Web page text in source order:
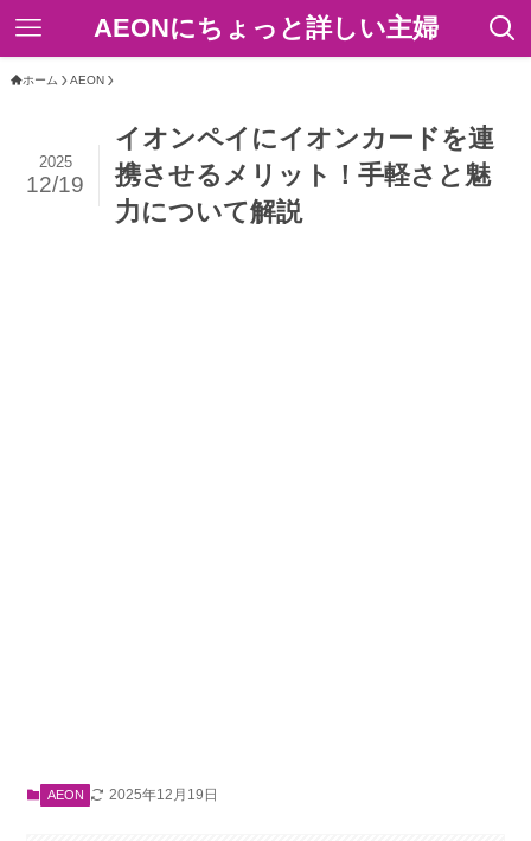
AEONにちょっと詳しい主婦
ホーム AEON
イオンペイにイオンカードを連
携させるメリット！手軽さと魅
力について解説
2025
12/19
AEON 2025年12月19日